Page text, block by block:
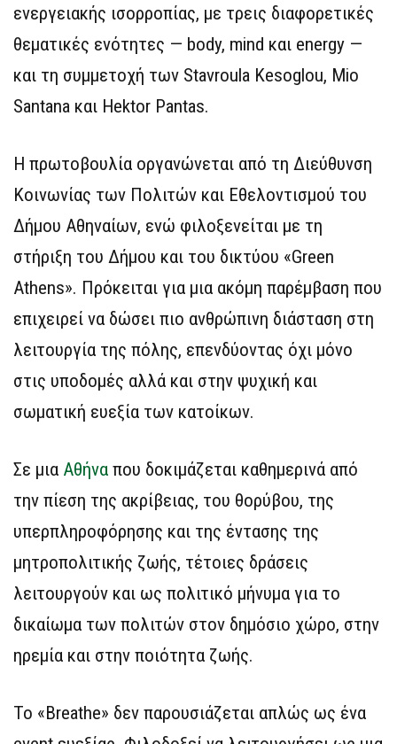
ενεργειακής ισορροπίας, με τρεις διαφορετικές
θεματικές ενότητες — body, mind και energy —
και τη συμμετοχή των Stavroula Kesoglou, Mio
Santana και Hektor Pantas.
Η πρωτοβουλία οργανώνεται από τη Διεύθυνση
Κοινωνίας των Πολιτών και Εθελοντισμού του
Δήμου Αθηναίων, ενώ φιλοξενείται με τη
στήριξη του Δήμου και του δικτύου «Green
Athens». Πρόκειται για μια ακόμη παρέμβαση που
επιχειρεί να δώσει πιο ανθρώπινη διάσταση στη
λειτουργία της πόλης, επενδύοντας όχι μόνο
στις υποδομές αλλά και στην ψυχική και
σωματική ευεξία των κατοίκων.
Σε μια Αθήνα που δοκιμάζεται καθημερινά από
την πίεση της ακρίβειας, του θορύβου, της
υπερπληροφόρησης και της έντασης της
μητροπολιτικής ζωής, τέτοιες δράσεις
λειτουργούν και ως πολιτικό μήνυμα για το
δικαίωμα των πολιτών στον δημόσιο χώρο, στην
ηρεμία και στην ποιότητα ζωής.
Το «Breathe» δεν παρουσιάζεται απλώς ως ένα